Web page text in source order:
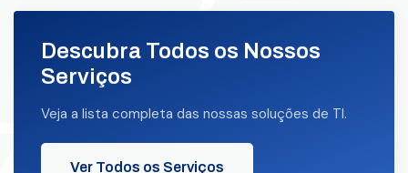
Descubra Todos os Nossos
Serviços
Veja a lista completa das nossas soluções de TI.
Ver Todos os Serviços